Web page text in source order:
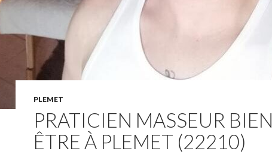
PLEMET
PRATICIEN MASSEUR BIEN
ÊTRE À PLEMET (22210)